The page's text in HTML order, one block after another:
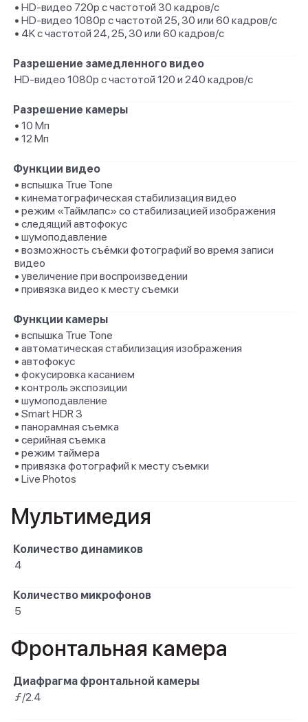
• HD-видео 720p с частотой 30 кадров/ с
• HD-видео 1080p с частотой 25, 30 или 60 кадров/ с
• 4K с частотой 24, 25, 30 или 60 кадров/ с
Разрешение замедленного видео
HD-видео 1080р с частотой 120 и 240 кадров/ с
Разрешение камеры
• 10 Мп
• 12 Мп
Функции видео
• вспышка True Tone
• кинематографическая стабилизация видео
• режим «Таймлапс» со стабили­зацией изображения
• следящий автофокус
• шумоподавление
• возможность съёмки фотографий во время записи
видео
• увеличение при воспроизведении
• привязка видео к месту съемки
Функции камеры
• вспышка True Tone
• автоматическая стабилизация изображения
• автофокус
• фокусировка касанием
• контроль экспозиции
• шумоподавление
• Smart HDR 3
• панорамная съемка
• серийная съемка
• режим таймера
• привязка фотографий к месту съемки
• Live Photos
Мультимедия
Количество динамиков
4
Количество микрофонов
5
Фронтальная камера
Диафрагма фронтальной камеры
ƒ/2.4